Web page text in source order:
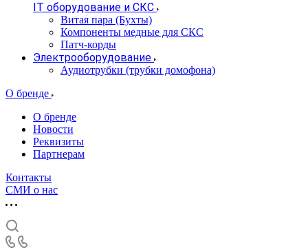
IT оборудование и СКС
Витая пара (Бухты)
Компоненты медные для СКС
Патч-корды
Электрооборудование
Аудиотрубки (трубки домофона)
О бренде
О бренде
Новости
Реквизиты
Партнерам
Контакты
СМИ о нас